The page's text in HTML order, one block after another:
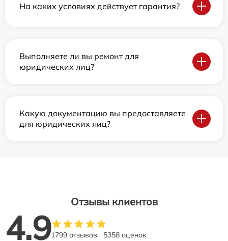
На каких условиях действует гарантия?
Выполняете ли вы ремонт для
юридических лиц?
Какую документацию вы предоставляете
для юридических лиц?
Отзывы клиентов
4.91799 отзывов 5358 оценок